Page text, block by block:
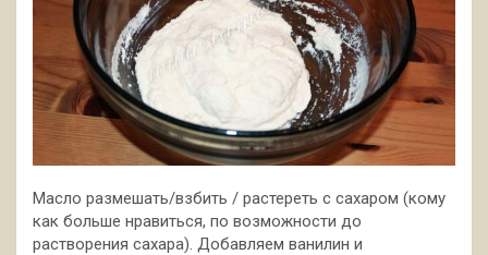
Масло размешать/взбить / растереть с сахаром (кому
как больше нравиться, по возможности до
растворения сахара). Добавляем ванилин и